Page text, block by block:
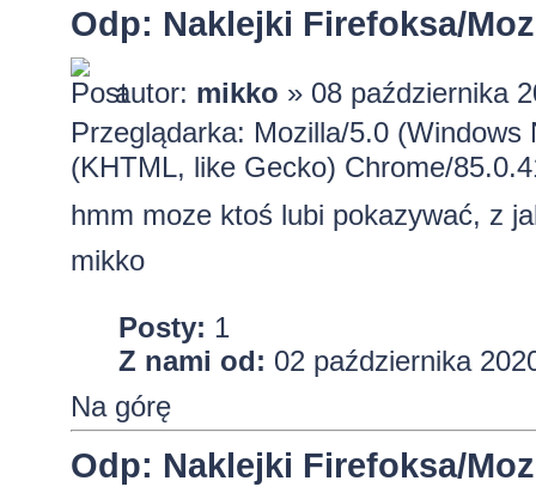
Odp: Naklejki Firefoksa/
autor: mikko » 08 października
Przeglądarka: Mozilla/5.0
(KHTML, like Gecko) Chrome/
hmm moze ktoś lubi pokazywać, z
mikko
Posty: 1
Z nami od: 02 października
Na górę
Odp: Naklejki Firefoksa/